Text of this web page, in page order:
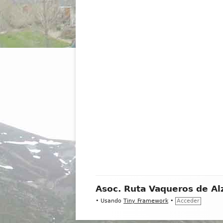
Contenido
del
Footer
Asoc. Ruta Vaqueros de
• Usando Tiny Framework • Acceder